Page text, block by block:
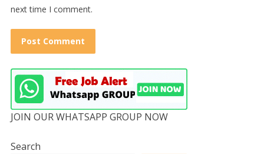
next time I comment.
JOIN OUR WHATSAPP GROUP NOW
Search